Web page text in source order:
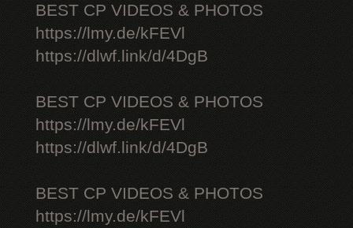
BEST CP VIDEOS & PHOTOS
https://lmy.de/kFEVl
https://dlwf.link/d/4DgB
BEST CP VIDEOS & PHOTOS
https://lmy.de/kFEVl
https://dlwf.link/d/4DgB
BEST CP VIDEOS & PHOTOS
https://lmy.de/kFEVl